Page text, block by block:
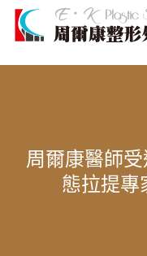
周爾康醫師
態拉提專